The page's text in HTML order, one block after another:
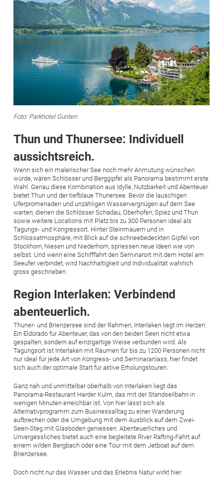
Foto: Parkhotel Gunten
Thun und Thunersee: Individuell
aussichtsreich.
Wenn sich ein malerischer See noch mehr Anmutung wünschen
würde, wären Schlösser und Berggipfel als Panorama bestimmt erste
Wahl. Genau diese Kombination aus Idylle, Nutzbarkeit und Abenteuer
bietet Thun und der tiefblaue Thunersee. Bevor die lauschigen
Uferpromenaden und unzähligen Wasservergnügen auf dem See
warten, dienen die Schlösser Schadau, Oberhofen, Spiez und Thun
sowie weitere Locations mit Platz bis zu 300 Personen ideal als
Tagungs- und Kongressort. Hinter Steinmauern und in
Schlossatmosphäre, mit Blick auf die schneebedeckten Gipfel von
Stockhorn, Niesen und Niederhorn, spriessen neue Ideen wie von
selbst. Und wenn eine Schifffahrt den Seminarort mit dem Hotel am
Seeufer verbindet, wird Nachhaltigkeit und Individualität wahrlich
gross geschrieben.
Region Interlaken: Verbindend
abenteuerlich.
Thuner- und Brienzersee sind der Rahmen, Interlaken liegt im Herzen:
Ein Eldorado für Abenteuer, das von den beiden Seen nicht etwa
gespalten, sondern auf einzigartige Weise verbunden wird. Als
Tagungsort ist Interlaken mit Räumen für bis zu 1200 Personen nicht
nur ideal für jede Art von Kongress- und Seminaranlass, hier findet
sich auch der optimale Start für aktive Erholungstouren.
Ganz nah und unmittelbar oberhalb von Interlaken liegt das
Panorama-Restaurant Harder Kulm, das mit der Standseilbahn in
wenigen Minuten erreichbar ist. Von hier lässt sich als
Alternativprogramm zum Businessalltag zu einer Wanderung
aufbrechen oder die Umgebung mit dem Ausblick auf dem Zwei-
Seen-Steg mit Glasboden geniessen. Abenteuerliches und
Unvergessliches bietet auch eine begleitete River Rafting-Fahrt auf
einem wilden Bergbach oder eine Tour mit dem Jetboat auf dem
Brienzersee.
Doch nicht nur das Wasser und das Erlebnis Natur wirkt hier